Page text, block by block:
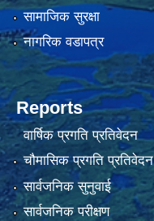
सामाजिक सुरक्षा
नागरिक वडापत्र
Reports
वार्षिक प्रगति प्रतिवेदन
चौमासिक प्रगति प्रतिवेदन
सार्वजनिक सुनुवाई
सार्वजनिक परीक्षण